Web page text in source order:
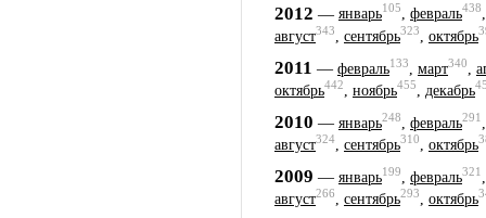
2012 — январь105, февраль438
август343, сентябрь323, октябрь
2011 — февраль133 март340
октябрь442, ноябрь455, декабрь
2010 — январь248 февраль291
август324, сентябрь310, октябрь
2009 — январь199 февраль321
август266, сентябрь293, октябрь